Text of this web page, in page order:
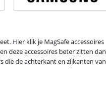
Hier klik je MagSafe accessoires
deze accessoires beter zitten dan
die de achterkant en zijkanten van